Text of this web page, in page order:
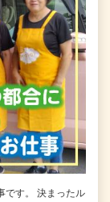
です。 決まったル